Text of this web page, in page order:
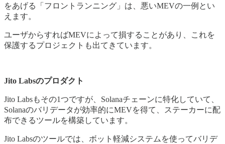
をあげる「フロントランニング」は、悪いMEVの一例とい
えます。
ユーザからすればMEVによって損することがあり、これを
保護するプロジェクトも出てきています。
Jito Labsのプロダクト
Jito Labsもその1つですが、Solanaチェーンに特化していて、
Solanaのバリデータが効率的にMEVを得て、ステーカーに配
布できるツールを構築しています。
Jito Labsのツールでは、ボット軽減システムを使ってバリデ